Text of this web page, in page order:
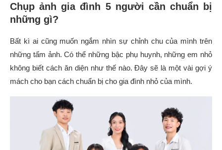
Chụp ảnh gia đình 5 người cần chuẩn bị
những gì?
Bất kì ai cũng muốn ngắm nhìn sự chỉnh chu của mình trên
những tấm ảnh. Có thể những bậc phụ huynh, những em nhỏ
không biết cách ăn diện như thế nào. Đây sẽ là một vài gợi ý
mách cho bạn cách chuẩn bị cho gia đình nhỏ của mình.